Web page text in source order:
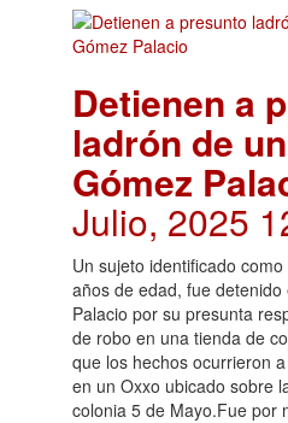
Detienen a
ladrón de
Gómez
Julio, 2025
Un sujeto identificado como
años de edad, fue
Palacio por su presunta
de robo en una tienda de
que los hechos ocurrieron
en un Oxxo ubicado sobre
colonia 5 de Mayo.Fue por